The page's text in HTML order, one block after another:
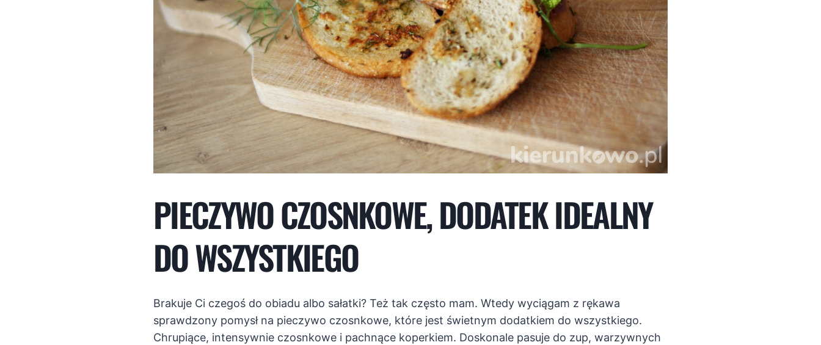
PIECZYWO CZOSNKOWE, DODATEK IDEALNY
DO WSZYSTKIEGO
Brakuje Ci czegoś do obiadu albo sałatki? Też tak często mam. Wtedy wyciągam z rękawa
sprawdzony pomysł na pieczywo czosnkowe, które jest świetnym dodatkiem do wszystkiego.
Chrupiące, intensywnie czosnkowe i pachnące koperkiem. Doskonale pasuje do zup, warzywnych